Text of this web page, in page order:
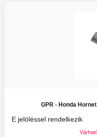
GPR - Honda
E jelöléssel rendelkezik